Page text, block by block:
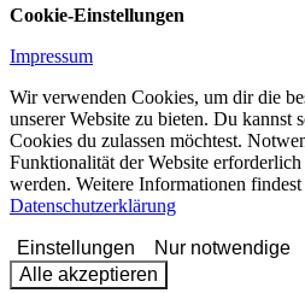
Cookie-Einstellungen
Impressum
Wir verwenden Cookies, um dir die
unserer Website zu bieten. Du kannst
Cookies du zulassen möchtest.
Funktionalität der Website
werden. Weitere Informationen
Datenschutzerklärung
Einstellungen
Nur notwendige
Alle akzeptieren